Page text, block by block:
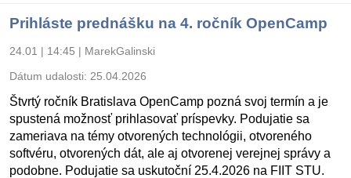
Prihláste prednášku na 4. ročník OpenCamp
24.01 | 14:45 | MarekGalinski
Dátum udalosti: 25.04.2026
Štvrtý ročník Bratislava OpenCamp pozná svoj termín a je
spustená možnosť prihlasovať príspevky. Podujatie sa
zameriava na témy otvorených technológii, otvoreného
softvéru, otvorených dát, ale aj otvorenej verejnej správy a
podobne. Podujatie sa uskutoční 25.4.2026 na FIIT STU.